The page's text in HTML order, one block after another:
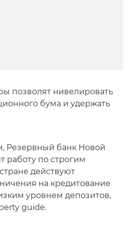
позволят нивелировать
бума и удержать
Резервный банк Новой
работу по строгим
действуют
на кредитование
уровнем депозитов,
guide.